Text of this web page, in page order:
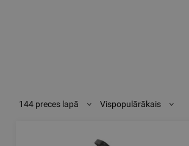
144 preces lapā Vispopulārākais